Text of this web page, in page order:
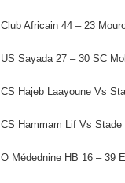
Club Africain 44 – 23
US Sayada 27 – 30 SC
CS Hajeb Laayoune Vs
CS Hammam Lif Vs Stade
O Médednine HB 16 – 39